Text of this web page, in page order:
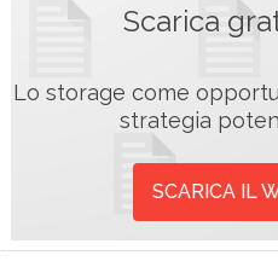
Scarica
Lo storage come
strategia
SCARICA IL